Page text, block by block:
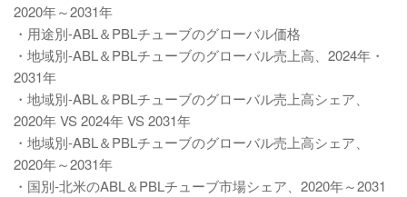
2020年～2031年
・用途別-ABL＆PBLチューブのグローバル価格
・地域別-ABL＆PBLチューブのグローバル売上高、2024年・
2031年
・地域別-ABL＆PBLチューブのグローバル売上高シェア、
2020年 VS 2024年 VS 2031年
・地域別-ABL＆PBLチューブのグローバル売上高シェア、
2020年～2031年
・国別-北米のABL＆PBLチューブ市場シェア、2020年～2031